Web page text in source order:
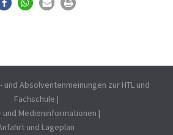
Absolventenmeinungen zur HTL und
Fachschule |
und Medieninformationen |
und Lageplan